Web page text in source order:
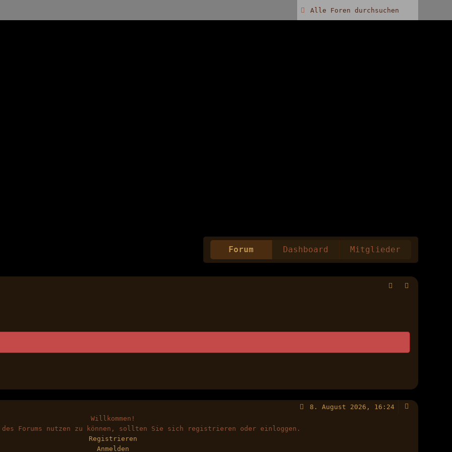
Forum Dashboard Mitglieder
8. August 2026, 16:24
Willkommen!
des Forums nutzen zu können, sollten Sie sich registrieren oder einloggen.
Registrieren
Anmelden